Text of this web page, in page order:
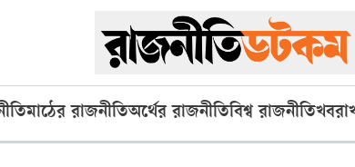
মাঠের রাজনীতিঅর্থের রাজনীতিবিশ্ব রাজনীতি